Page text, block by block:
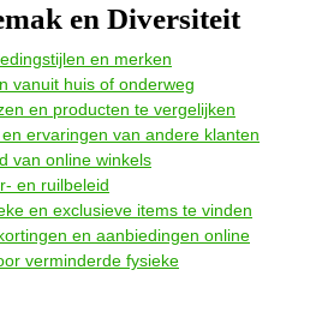
en Diversiteit
en merken
vanuit huis of onderweg
en producten te vergelijken
ervaringen van andere klanten
van online winkels
en ruilbeleid
en exclusieve items te vinden
en aanbiedingen online
verminderde fysieke